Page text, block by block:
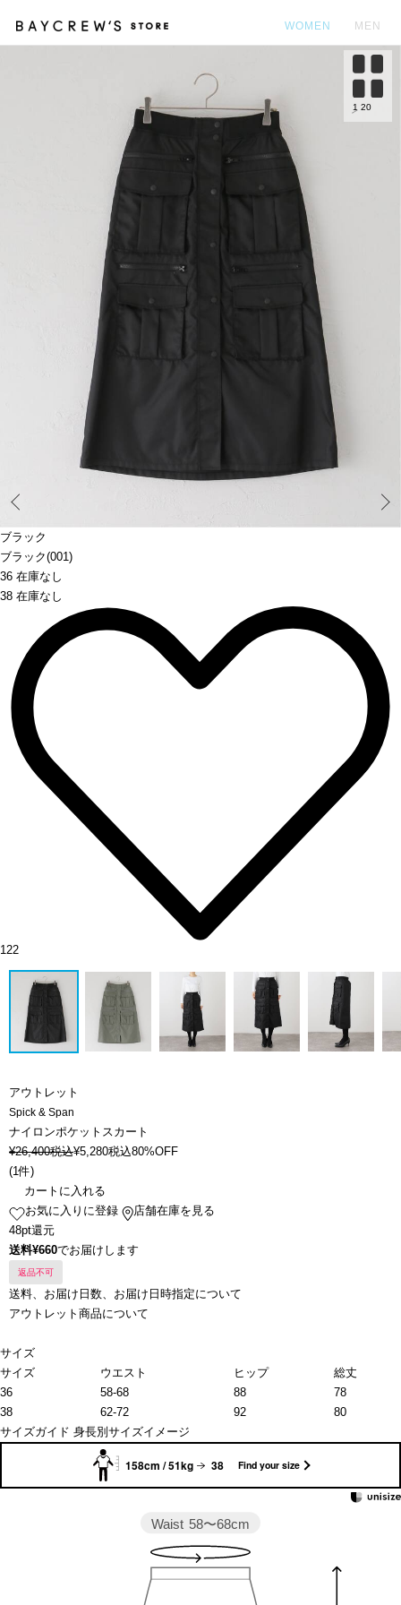
WOMEN MEN
ブラック
ブラック(001)
36 在庫なし
38 在庫なし
1 20
122
アウトレット
Spick & Span
ナイロンポケットスカート
¥26,400税込¥5,280税込80%OFF
(1件)
カートに入れる
お気に入りに登録
店舗在庫を見る
48pt還元
送料¥660でお届けします
返品不可
送料、お届け日数、お届け日時指定について
アウトレット商品について
サイズ
サイズ
ウエスト ヒップ
総丈
36
58-68 88
78
38
62-72 92
80
サイズガイド 身長別サイズイメージ
158cm / 51kg 38 Find your size
Waist 58〜68cm